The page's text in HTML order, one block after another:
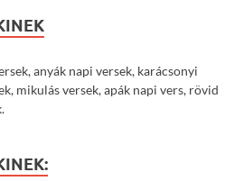
anyák napi versek, karácsonyi
mikulás versek, apák napi vers, rövid